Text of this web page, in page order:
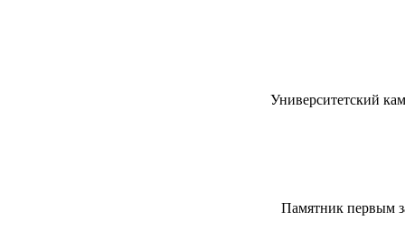
Университетский
Памятник первым